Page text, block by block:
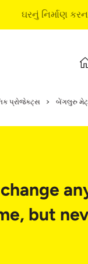
ઘરનું નિર્માણ
માર્ગદર્શિકા
નિર્માણ કરવાની
પ્રોજેક્ટ્સ બેંગલુરુ
but